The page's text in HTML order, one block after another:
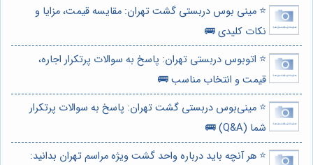
⭐️ مینی بوس دربستی گشت تهران: مقایسه قیمت، مزایا و
نکات کلیدی 🚌
⭐️ اتوبوس دربستی تهران: پاسخ به سوالات پرتکرار اجاره،
قیمت و انتخاب مناسب 🚌
⭐️ مینی‌بوس دربستی گشت تهران: پاسخ به سوالات پرتکرار
شما (Q&A) 🚌
⭐️ هر آنچه باید درباره واحد گشت ویژه مراسم تهران بدانید: